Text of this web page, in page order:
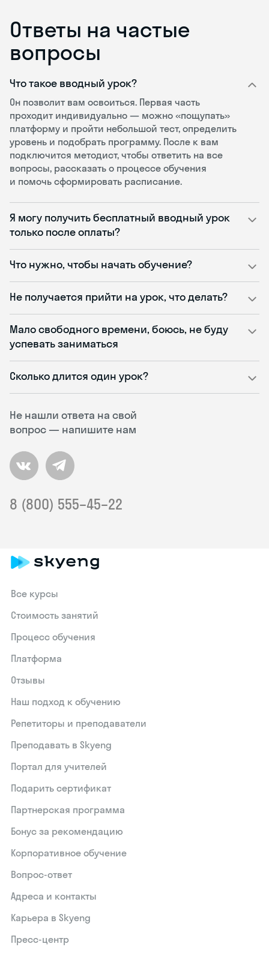
Ответы на частые
вопросы
Не нашли ответа на свой
вопрос — напишите нам
8 (800) 555–45–22
Что такое вводный урок?
Он позволит вам освоиться. Первая часть
проходит индивидуально — можно «пощупать»
платформу и пройти небольшой тест, определить
уровень и подобрать программу. После к вам
подключится методист, чтобы ответить на все
вопросы, рассказать о процессе обучения
и помочь сформировать расписание.
Я могу получить бесплатный вводный урок
только после оплаты?
Что нужно, чтобы начать обучение?
Не получается прийти на урок, что делать?
Мало свободного времени, боюсь, не буду
успевать заниматься
Сколько длится один урок?
Все курсы
Стоимость занятий
Процесс обучения
Платформа
Отзывы
Наш подход к обучению
Репетиторы и преподаватели
Преподавать в Skyeng
Портал для учителей
Подарить сертификат
Партнерская программа
Бонус за рекомендацию
Корпоративное обучение
Вопрос-ответ
Адреса и контакты
Карьера в Skyeng
Пресс-центр